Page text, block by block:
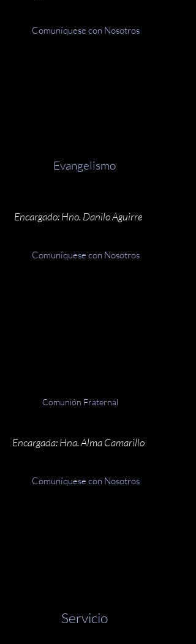
Comuníquese con Nosotros
Evangelismo
Encargado: Hno. Danilo Aguirre
Comuníquese con Nosotros
Comunión Fraternal
Encargada: Hna. Alma Camarillo
Comuníquese con Nosotros
Servicio